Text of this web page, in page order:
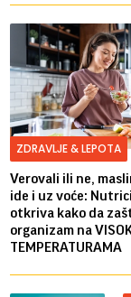
ZDRAVLJE & LEPOTA
Verovali ili ne,
ide i uz voće:
otkriva kako da
organizam na
TEMPERATURAMA